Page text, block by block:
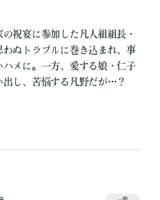
祝宴に参加した凡人組組長・
ぬトラブルに巻き込まれ、事
メに。一方、愛する娘・仁子
出し、苦悩する凡野だが…？